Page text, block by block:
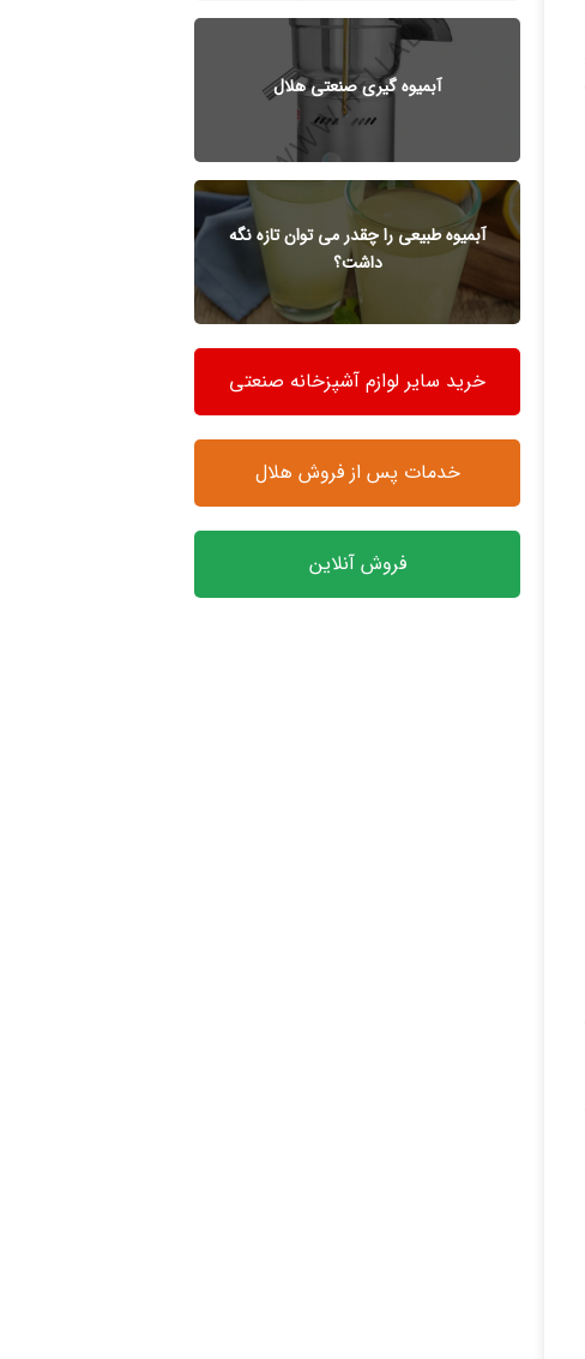
آبمیوه گیری صنعتی هلال
آبمیوه طبیعی را چقدر می توان تازه نگه
داشت؟
خرید سایر لوازم آشپزخانه صنعتی
خدمات پس از فروش هلال
فروش آنلاین